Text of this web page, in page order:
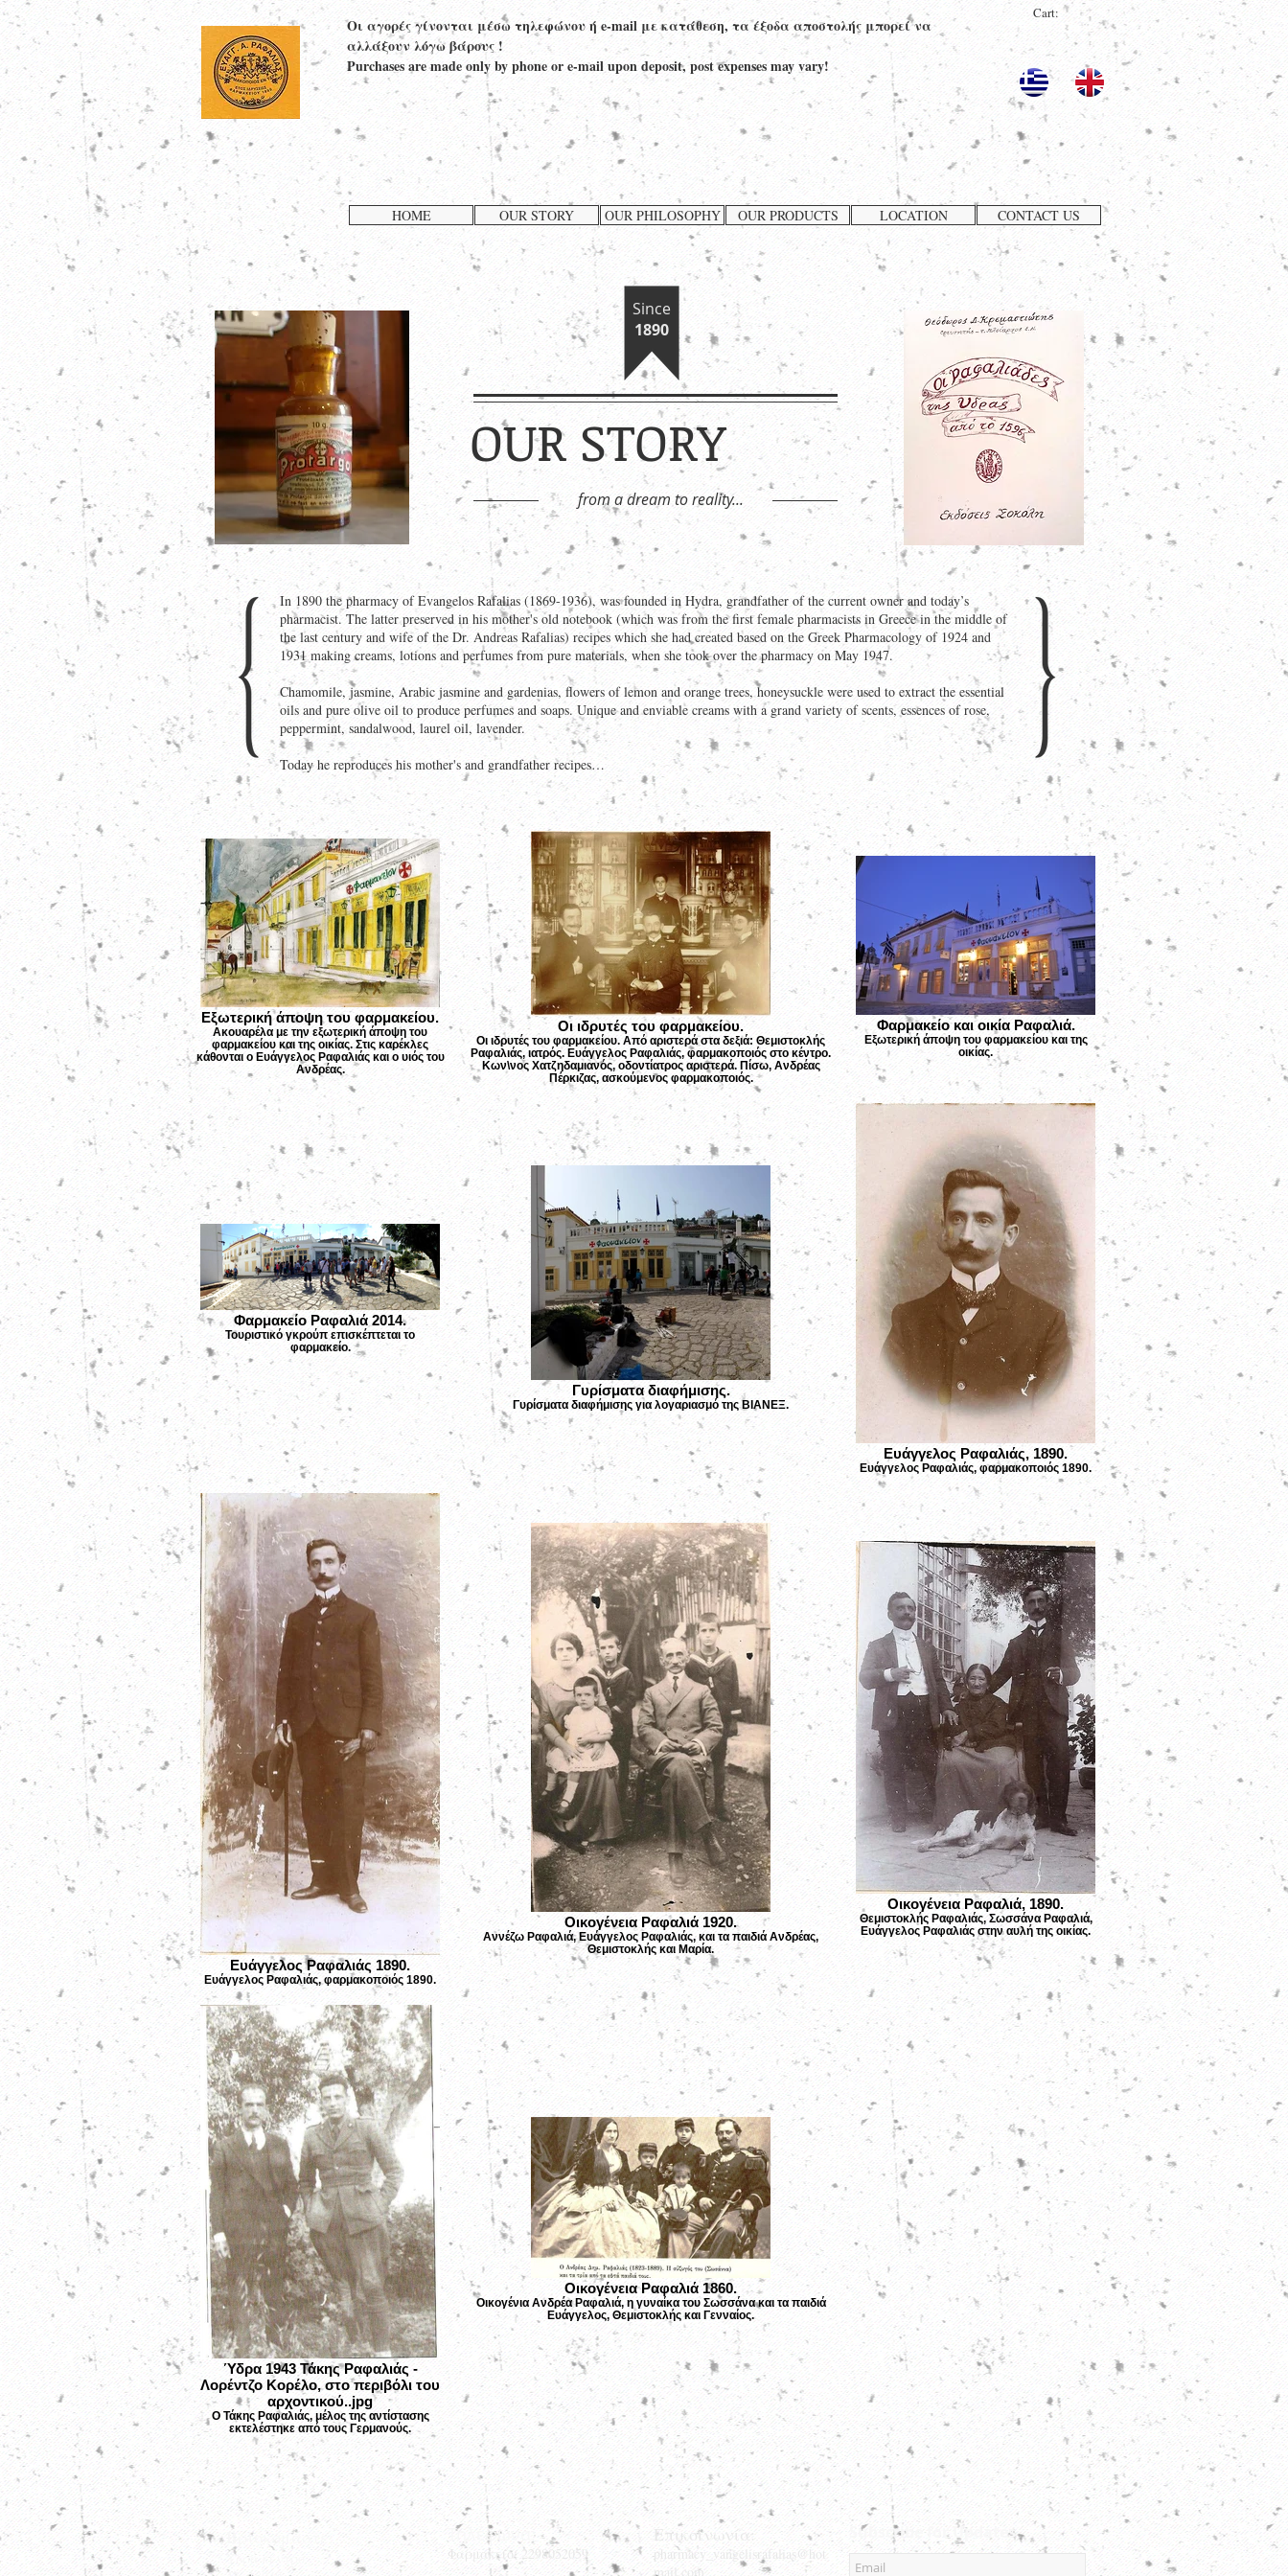
Οι αγορές γίνονται μέσω τηλεφώνου ή e-mail με κατάθεση, τα έξοδα αποστολής μπορεί να
αλλάξουν λόγω βάρους !
Purchases are made only by phone or e-mail upon deposit, post expenses may vary!
Cart:
HOME OUR STORY OUR PHILOSOPHY OUR PRODUCTS LOCATION CONTACT US
Since
1890
OUR STORY
from a dream to reality...
In 1890 the pharmacy of Evangelos Rafalias (1869-1936), was founded in Hydra, grandfather of the current owner and today’s
pharmacist. The latter preserved in his mother's old notebook (which was from the first female pharmacists in Greece in the middle of
the last century and wife of the Dr. Andreas Rafalias) recipes which she had created based on the Greek Pharmacology of 1924 and
1931 making creams, lotions and perfumes from pure materials, when she took over the pharmacy on May 1947.
Chamomile, jasmine, Arabic jasmine and gardenias, flowers of lemon and orange trees, honeysuckle were used to extract the essential
oils and pure olive oil to produce perfumes and soaps. Unique and enviable creams with a grand variety of scents, essences of rose,
peppermint, sandalwood, laurel oil, lavender.
Today he reproduces his mother's and grandfather recipes…
Εξωτερική άποψη του φαρμακείου.
Ακουαρέλα με την εξωτερική άποψη του
φαρμακείου και της οικίας. Στις καρέκλες
κάθονται ο Ευάγγελος Ραφαλιάς και ο υιός του
Ανδρέας.
Οι ιδρυτές του φαρμακείου.
Οι ιδρυτές του φαρμακείου. Από αριστερά στα δεξιά: Θεμιστοκλής
Ραφαλιάς, ιατρός. Ευάγγελος Ραφαλιάς, φαρμακοποιός στο κέντρο.
Κων\νος Χατζηδαμιανός, οδοντίατρος αριστερά. Πίσω, Ανδρέας
Πέρκιζας, ασκούμενος φαρμακοποιός.
Φαρμακείο και οικία Ραφαλιά.
Εξωτερική άποψη του φαρμακείου και της
οικίας.
Φαρμακείο Ραφαλιά 2014.
Τουριστικό γκρούπ επισκέπτεται το
φαρμακείο.
Γυρίσματα διαφήμισης.
Γυρίσματα διαφήμισης για λογαριασμό της ΒΙΑΝΕΞ.
Ευάγγελος Ραφαλιάς, 1890.
Ευάγγελος Ραφαλιάς, φαρμακοποιός 1890.
Ευάγγελος Ραφαλιάς 1890.
Ευάγγελος Ραφαλιάς, φαρμακοποιός 1890.
Οικογένεια Ραφαλιά 1920.
Αννέζω Ραφαλιά, Ευάγγελος Ραφαλιάς, και τα παιδιά Ανδρέας,
Θεμιστοκλής και Μαρία.
Οικογένεια Ραφαλιά, 1890.
Θεμιστοκλής Ραφαλιάς, Σωσσάνα Ραφαλιά,
Ευάγγελος Ραφαλιάς στην αυλή της οικίας.
Ύδρα 1943 Τάκης Ραφαλιάς -
Λορέντζο Κορέλο, στο περιβόλι του
αρχοντικού..jpg
Ο Τάκης Ραφαλιάς, μέλος της αντίστασης
εκτελέστηκε από τους Γερμανούς.
Οικογένεια Ραφαλιά 1860.
Οικογένια Ανδρέα Ραφαλιά, η γυναίκα του Σωσσάνα και τα παιδιά
Ευάγγελος, Θεμιστοκλής και Γενναίος.
Βρισκόμαστε:
Ύδρα κέντρο
Τηλέφωνα:
Φαρμακείο: 2298052059
Επικοινωνία:
pharmacy_vangelisrafalias@hot
mail.com
Subscribe for Updates